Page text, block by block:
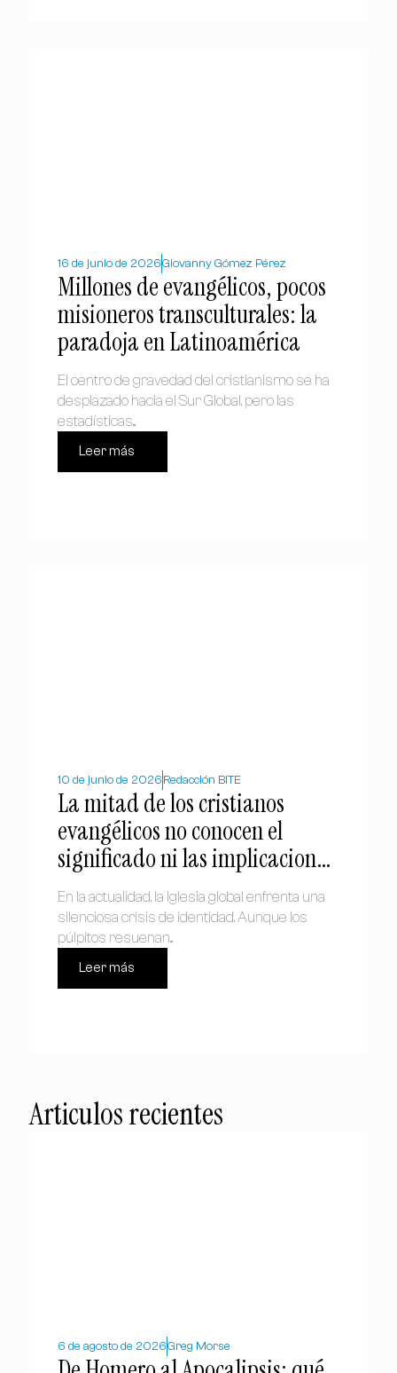
16 de junio de 2026Giovanny Gómez Pérez
Millones de evangélicos, pocos
misioneros transculturales: la
paradoja en Latinoamérica
El centro de gravedad del cristianismo se ha
desplazado hacia el Sur Global, pero las
estadísticas...
Leer más
10 de junio de 2026 Redacción BITE
La mitad de los cristianos
evangélicos no conocen el
significado ni las implicaciones
de la Gran Comisión, según
estudio
En la actualidad, la Iglesia global enfrenta una
silenciosa crisis de identidad. Aunque los
púlpitos resuenan...
Leer más
Articulos recientes
6 de agosto de 2026Greg Morse